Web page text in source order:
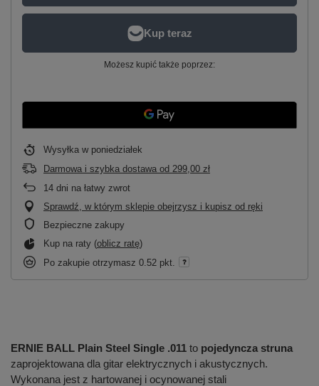
Możesz kupić także poprzez:
Wysyłka w poniedziałek
Darmowa i szybka dostawa od 299,00 zł
14 dni na łatwy zwrot
Sprawdź, w którym sklepie obejrzysz i kupisz od ręki
Bezpieczne zakupy
Kup na raty (oblicz ratę)
Po zakupie otrzymasz 0.52 pkt.
ERNIE BALL Plain Steel Single .011 to pojedyncza struna
zaprojektowana dla gitar elektrycznych i akustycznych.
Wykonana jest z hartowanej i ocynowanej stali